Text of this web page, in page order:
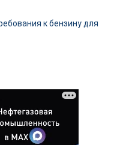
к бензину для